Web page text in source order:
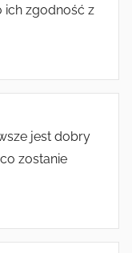
ich zgodność z
jest dobry
zostanie